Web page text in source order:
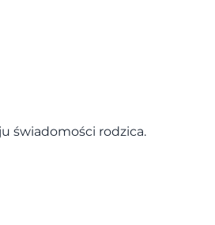
świadomości rodzica.